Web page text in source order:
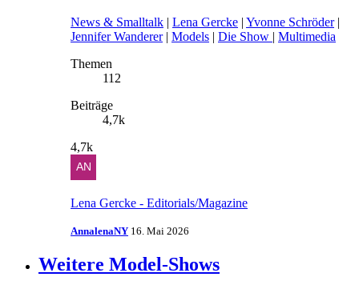
News & Smalltalk | Lena Gercke | Yvonne Schröder|
Jennifer Wanderer| Models | Die Show | Multimedia
Themen
112
Beiträge
4,7k
4,7k
Lena Gercke - Editorials/Magazine
AnnalenaNY 16. Mai 2026
Weitere Model-Shows